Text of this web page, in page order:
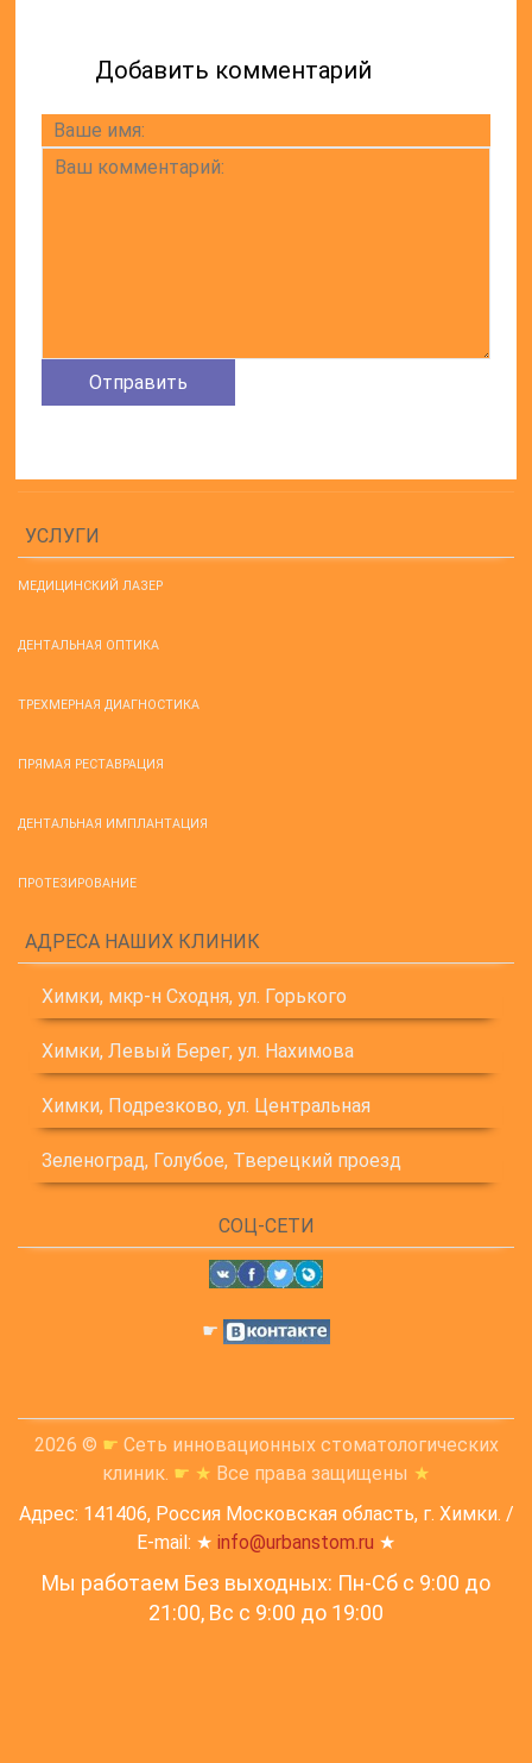
Добавить комментарий
УСЛУГИ
МЕДИЦИНСКИЙ ЛАЗЕР
ДЕНТАЛЬНАЯ ОПТИКА
ТРЕХМЕРНАЯ ДИАГНОСТИКА
ПРЯМАЯ РЕСТАВРАЦИЯ
ДЕНТАЛЬНАЯ ИМПЛАНТАЦИЯ
ПРОТЕЗИРОВАНИЕ
АДРЕСА НАШИХ КЛИНИК
Химки, мкр-н Сходня, ул. Горького
Химки, Левый Берег, ул. Нахимова
Химки, Подрезково, ул. Центральная
Зеленоград, Голубое, Тверецкий проезд
СОЦ-СЕТИ
☛
2026 © ☛ Сеть инновационных стоматологических
клиник. ☛ ★ Все права защищены ★
Адрес: 141406, Россия Московская область, г. Химки. /
E-mail: ★ info@urbanstom.ru ★
Мы работаем Без выходных: Пн-Сб с 9:00 до
21:00, Вс c 9:00 до 19:00